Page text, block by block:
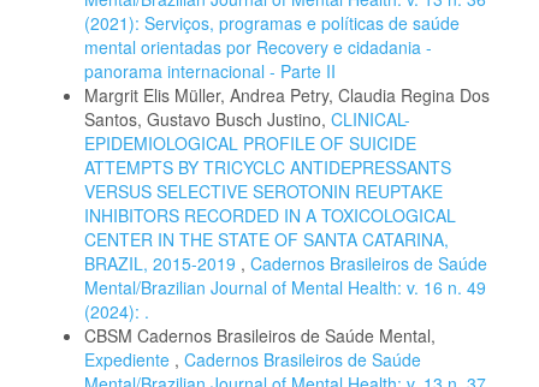
(2021): Serviços, programas e políticas de saúde
mental orientadas por Recovery e cidadania -
panorama internacional - Parte II
Margrit Elis Müller, Andrea Petry, Claudia Regina Dos
Santos, Gustavo Busch Justino, CLINICAL-
EPIDEMIOLOGICAL PROFILE OF SUICIDE
ATTEMPTS BY TRICYCLC ANTIDEPRESSANTS
VERSUS SELECTIVE SEROTONIN REUPTAKE
INHIBITORS RECORDED IN A TOXICOLOGICAL
CENTER IN THE STATE OF SANTA CATARINA,
BRAZIL, 2015-2019 , Cadernos Brasileiros de Saúde
Mental/Brazilian Journal of Mental Health: v. 16 n. 49
(2024): .
CBSM Cadernos Brasileiros de Saúde Mental,
Expediente , Cadernos Brasileiros de Saúde